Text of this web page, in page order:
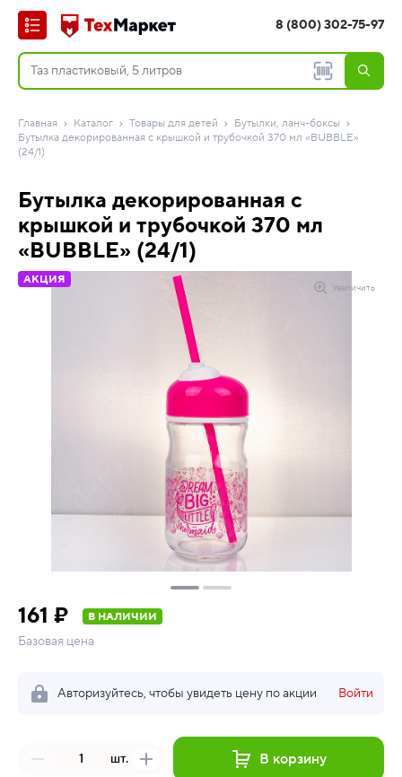
8 (800) 302-75-97
Главная Каталог Товары для детей
Бутылки, ланч-боксы
Бутылка декорированная с крышкой и трубочкой 370 мл «BUBBLE»
(24/1)
Бутылка декорированная с
крышкой и трубочкой 370 мл
«BUBBLE» (24/1)
АКЦИЯ
Увеличить
161 ₽ В НАЛИЧИИ
Базовая цена
Авторизуйтесь, чтобы увидеть цену по акции Войти
шт. В корзину